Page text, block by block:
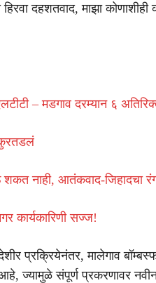
दहशतवाद, माझा
– मडगाव दरम्यान ६
कुरतडलं
नाही, आतंकवाद-जिहादचा रंग
कार्यकारिणी सज्ज!
प्रक्रियेनंतर, मालेगाव
ज्यामुळे संपूर्ण प्रकरणावर